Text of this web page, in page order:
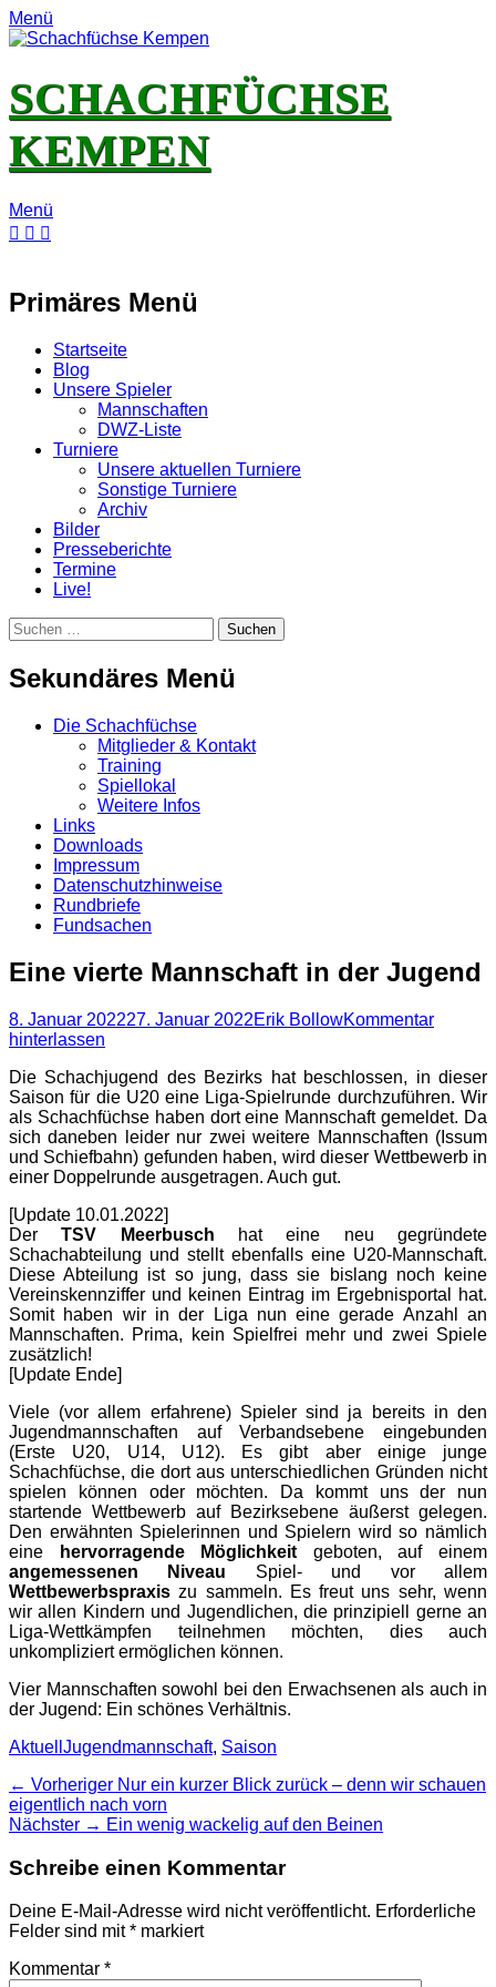
Menü
SCHACHFÜCHSE
KEMPEN
Menü
E-
FeedYouTube
Primäres Menü
Zum
Inhalt
springen
Startseite
Blog
Unsere Spieler
Mannschaften
DWZ-Liste
Turniere
Unsere aktuellen Turniere
Sonstige Turniere
Archiv
Bilder
Presseberichte
Termine
Live!
Suchen
Suchen
nach:
Sekundäres Menü
Zum
Die Schachfüchse
Mitglieder & Kontakt
Training
Spiellokal
Weitere Infos
Links
Downloads
Impressum
Datenschutzhinweise
Rundbriefe
Fundsachen
Eine vierte Mannschaft in der Jugend
Posted
on
8. Januar 202227. Januar 2022Autor
Erik BollowKommentar
hinterlassen
Die Schachjugend des Bezirks hat beschlossen, in dieser
Saison für die U20 eine Liga-Spielrunde durchzuführen. Wir
als Schachfüchse haben dort eine Mannschaft gemeldet. Da
sich daneben leider nur zwei weitere Mannschaften (Issum
und Schiefbahn) gefunden haben, wird dieser Wettbewerb in
einer Doppelrunde ausgetragen. Auch gut.
[Update 10.01.2022]
DerTSV Meerbusch hat eine neu gegründete
Schachabteilung und stellt ebenfalls eine U20-Mannschaft.
Diese Abteilung ist so jung, dass sie bislang noch keine
Vereinskennziffer und keinen Eintrag im Ergebnisportal hat.
Somit haben wir in der Liga nun eine gerade Anzahl an
Mannschaften. Prima, kein Spielfrei mehr und zwei Spiele
zusätzlich!
[Update Ende]
Viele (vor allem erfahrene) Spieler sind ja bereits in den
Jugendmannschaften auf Verbandsebene eingebunden
(Erste U20, U14, U12). Es gibt aber einige junge
Schachfüchse, die dort aus unterschiedlichen Gründen nicht
spielen können oder möchten. Da kommt uns der nun
startende Wettbewerb auf Bezirksebene äußerst gelegen.
Den erwähnten Spielerinnen und Spielern wird so nämlich
eine
hervorragende Möglichkeit geboten, auf einem
angemessenen Niveau Spiel- und vor allem
Wettbewerbspraxis zu sammeln. Es freut uns sehr, wenn
wir allen Kindern und Jugendlichen, die prinzipiell gerne an
Liga-Wettkämpfen teilnehmen möchten, dies auch
unkompliziert ermöglichen können.
Vier Mannschaften sowohl bei den Erwachsenen als auch in
der Jugend: Ein schönes Verhältnis.
Kategorien
Aktuell Schlagworte
Jugendmannschaft, Saison
Beitragsnavigation
← Vorheriger Vorheriger
Beitrag:
Nur ein kurzer Blick zurück – denn wir schauen
eigentlich nach vorn
Nächster → Nächster
Ein wenig wackelig auf den Beinen
Schreibe einen Kommentar
Deine E-Mail-Adresse wird nicht veröffentlicht. Erforderliche
Felder sind mit* markiert
Kommentar *